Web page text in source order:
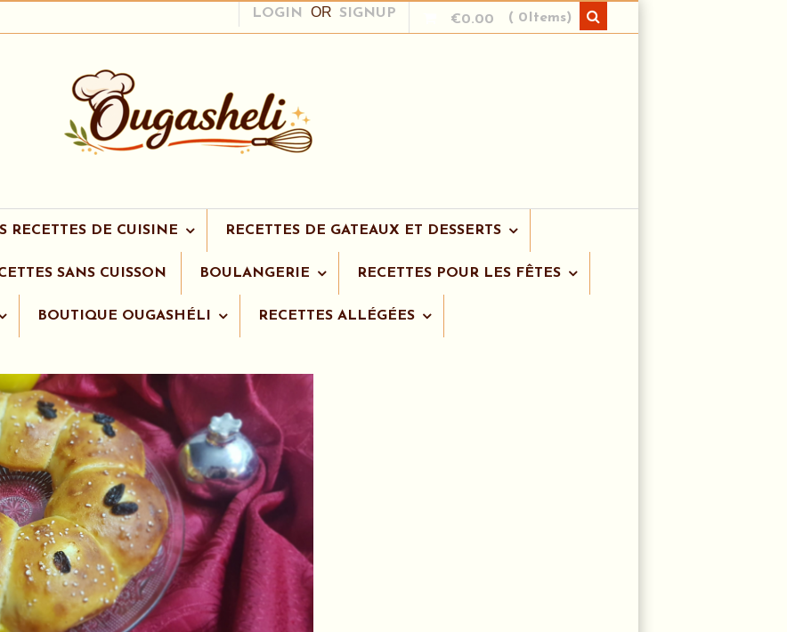
LOGIN OR SIGNUP €0.00 ( 0Items)
RECETTES DE CUISINE RECETTES DE GATEAUX ET DESSERTS
SANS CUISSON BOULANGERIE RECETTES POUR LES FÊTES
BOUTIQUE OUGASHÉLI RECETTES ALLÉGÉES